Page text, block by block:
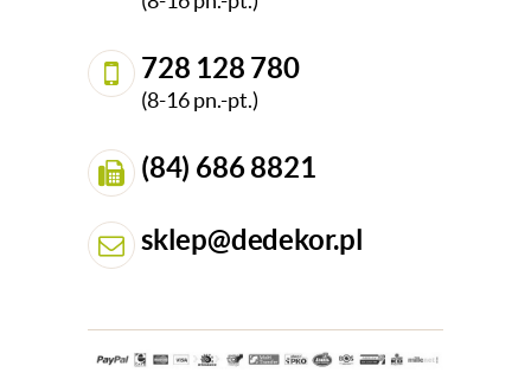
728 128 780
(8-16 pn.-pt.)
(84) 686 8821
sklep@dedekor.pl